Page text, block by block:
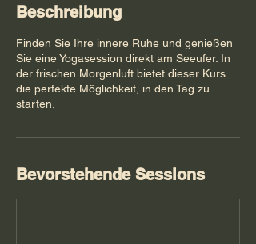
Beschreibung
Finden Sie Ihre innere Ruhe und genießen
Sie eine Yogasession direkt am Seeufer. In
der frischen Morgenluft bietet dieser Kurs
die perfekte Möglichkeit, in den Tag zu
starten.
Bevorstehende Sessions